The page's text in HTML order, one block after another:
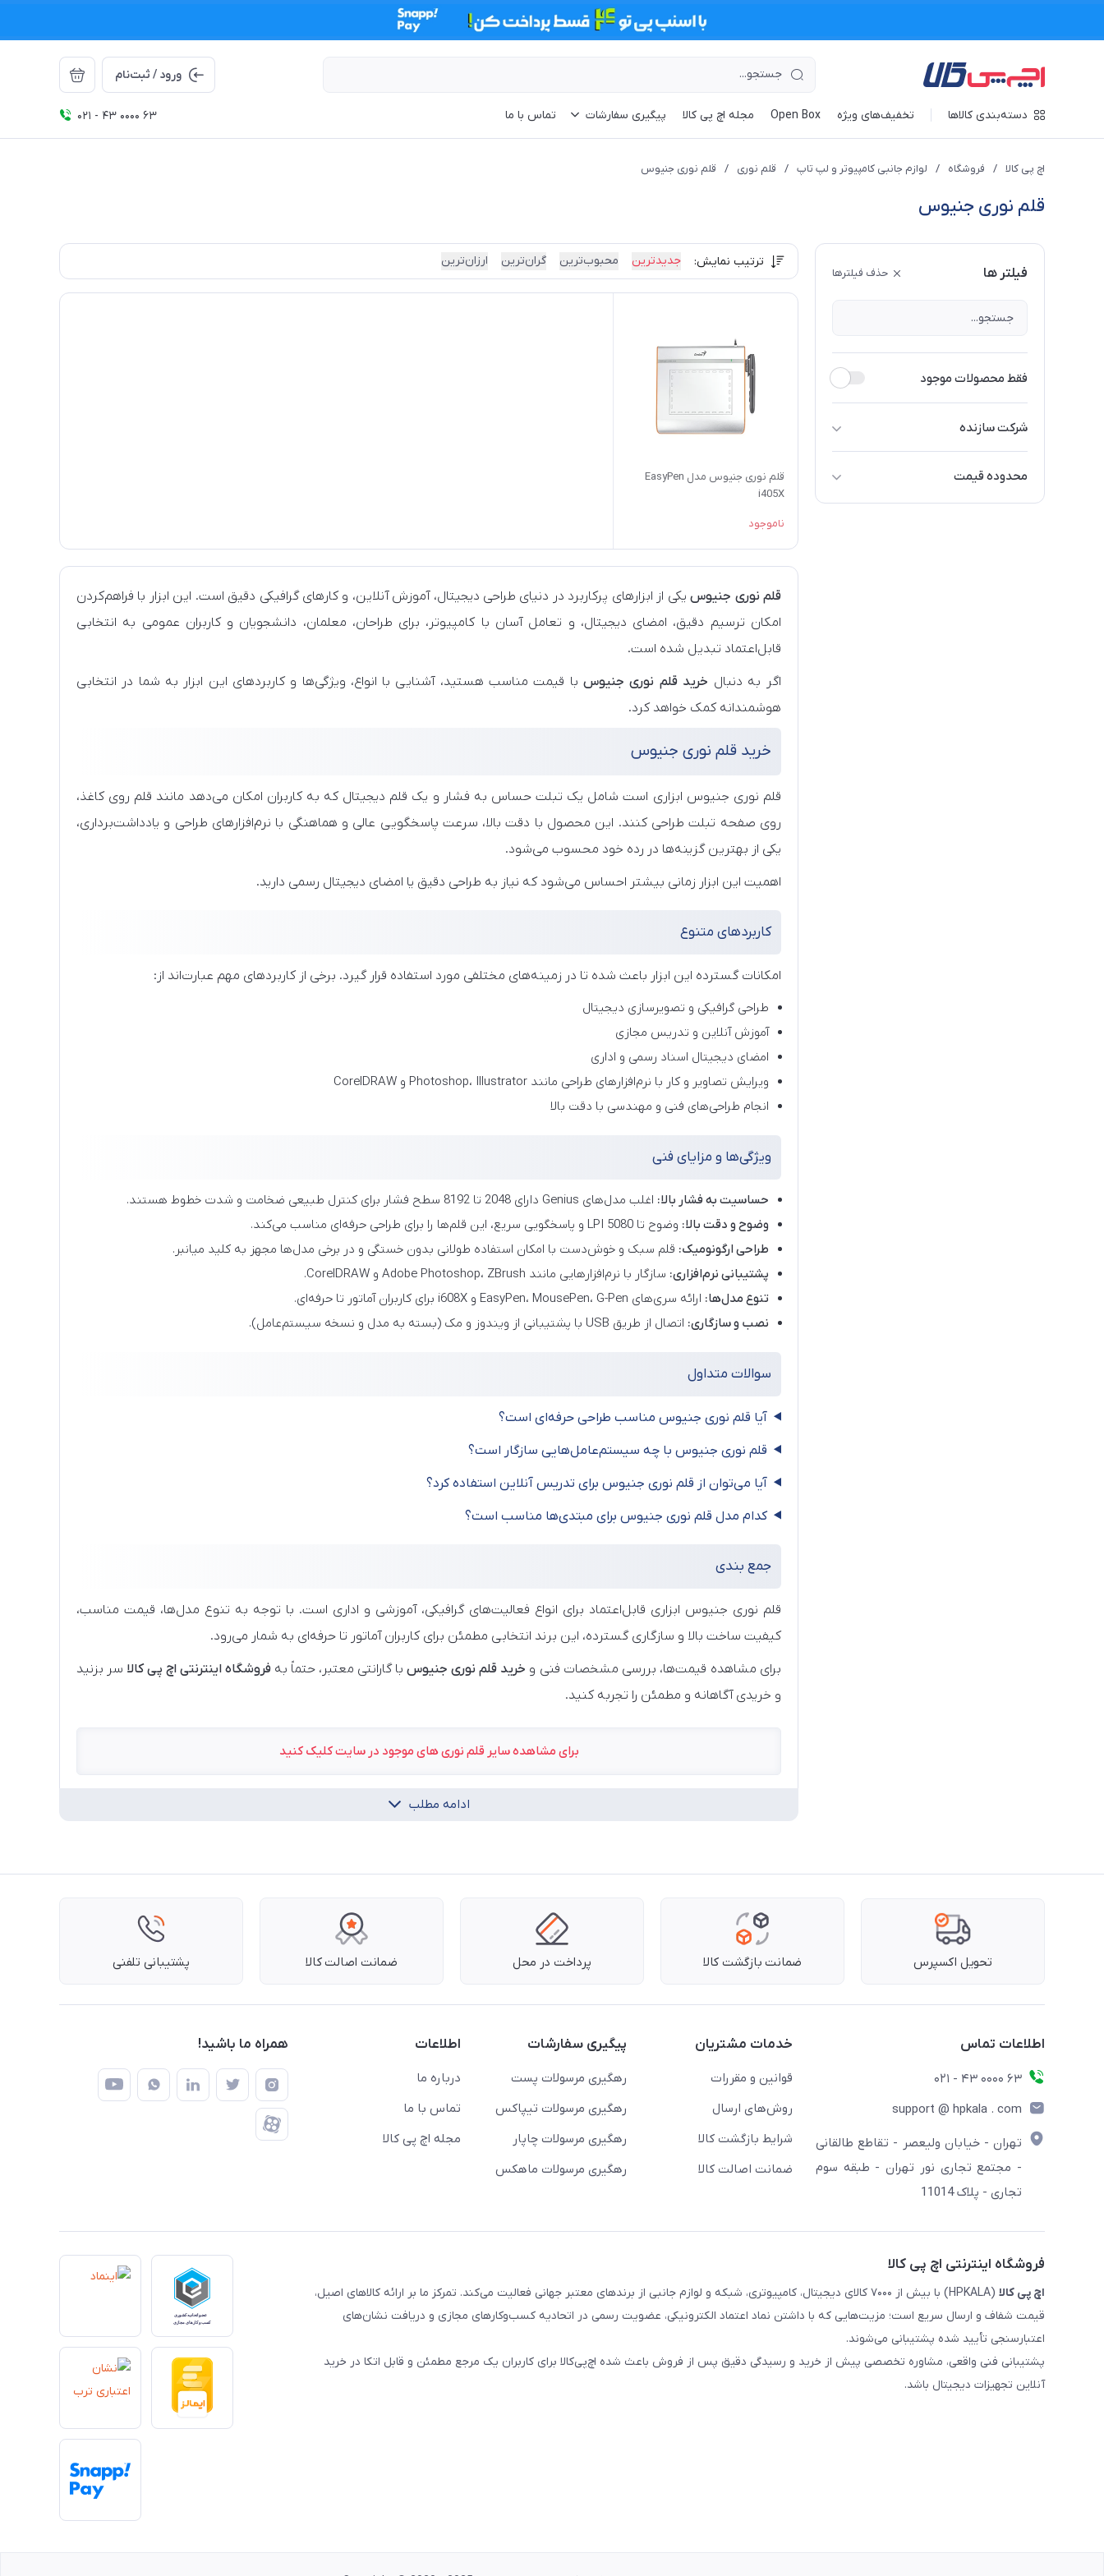
ورود / ثبت‌نام
دسته‌بندی کالاها تخفیف‌های ویژه Open Box مجله اچ پی کالا پیگیری سفارشات تماس با ما 021 - 43 0000 63
اچ پی کالا / فروشگاه / لوازم جانبی کامپیوتر و لپ تاپ / قلم نوری / قلم نوری جنیوس
قلم نوری جنیوس
فیلتر ها حذف فیلترها
فقط محصولات موجود
شرکت سازنده
محدوده قیمت
2 تا 3 میلیون تومان
ترتیب نمایش: جدیدترین محبوب‌ترین گران‌ترین ارزان‌ترین
قلم نوری جنیوس مدل EasyPen
i405X
ناموجود
قلم نوری جنیوس یکی از ابزارهای پرکاربرد در دنیای طراحی دیجیتال، آموزش آنلاین، و کارهای گرافیکی دقیق است. این ابزار با فراهم‌کردن
امکان ترسیم دقیق، امضای دیجیتال، و تعامل آسان با کامپیوتر، برای طراحان، معلمان، دانشجویان و کاربران عمومی به انتخابی
قابل‌اعتماد تبدیل شده است.
اگر به دنبال خرید قلم نوری جنیوس با قیمت مناسب هستید، آشنایی با انواع، ویژگی‌ها و کاربردهای این ابزار به شما در انتخابی
هوشمندانه کمک خواهد کرد.
خرید قلم نوری جنیوس
قلم نوری جنیوس ابزاری است شامل یک تبلت حساس به فشار و یک قلم دیجیتال که به کاربران امکان می‌دهد مانند قلم روی کاغذ،
روی صفحه تبلت طراحی کنند. این محصول با دقت بالا، سرعت پاسخگویی عالی و هماهنگی با نرم‌افزارهای طراحی و یادداشت‌برداری،
یکی از بهترین گزینه‌ها در رده خود محسوب می‌شود.
اهمیت این ابزار زمانی بیشتر احساس می‌شود که نیاز به طراحی دقیق یا امضای دیجیتال رسمی دارید.
کاربردهای متنوع
امکانات گسترده این ابزار باعث شده تا در زمینه‌های مختلفی مورد استفاده قرار گیرد. برخی از کاربردهای مهم عبارت‌اند از:
طراحی گرافیکی و تصویرسازی دیجیتال
آموزش آنلاین و تدریس مجازی
امضای دیجیتال اسناد رسمی و اداری
ویرایش تصاویر و کار با نرم‌افزارهای طراحی مانند Photoshop، Illustrator و CorelDRAW
انجام طراحی‌های فنی و مهندسی با دقت بالا
ویژگی‌ها و مزایای فنی
حساسیت به فشار بالا: اغلب مدل‌های Genius دارای 2048 تا 8192 سطح فشار برای کنترل طبیعی ضخامت و شدت خطوط هستند.
وضوح و دقت بالا: وضوح تا 5080 LPI و پاسخگویی سریع، این قلم‌ها را برای طراحی حرفه‌ای مناسب می‌کند.
طراحی ارگونومیک: قلم سبک و خوش‌دست با امکان استفاده طولانی بدون خستگی و در برخی مدل‌ها مجهز به کلید میانبر.
پشتیبانی نرم‌افزاری: سازگار با نرم‌افزارهایی مانند Adobe Photoshop، ZBrush و CorelDRAW.
تنوع مدل‌ها: ارائه سری‌های EasyPen، MousePen، G-Pen و i608X برای کاربران آماتور تا حرفه‌ای.
نصب و سازگاری: اتصال از طریق USB با پشتیبانی از ویندوز و مک (بسته به مدل و نسخه سیستم‌عامل).
سوالات متداول
آیا قلم نوری جنیوس مناسب طراحی حرفه‌ای است؟
قلم نوری جنیوس با چه سیستم‌عامل‌هایی سازگار است؟
آیا می‌توان از قلم نوری جنیوس برای تدریس آنلاین استفاده کرد؟
کدام مدل قلم نوری جنیوس برای مبتدی‌ها مناسب است؟
جمع‌ بندی
قلم نوری جنیوس ابزاری قابل‌اعتماد برای انواع فعالیت‌های گرافیکی، آموزشی و اداری است. با توجه به تنوع مدل‌ها، قیمت مناسب،
کیفیت ساخت بالا و سازگاری گسترده، این برند انتخابی مطمئن برای کاربران آماتور تا حرفه‌ای به شمار می‌رود.
برای مشاهده قیمت‌ها، بررسی مشخصات فنی و خرید قلم نوری جنیوس با گارانتی معتبر، حتماً به فروشگاه اینترنتی اچ پی کالا سر بزنید
و خریدی آگاهانه و مطمئن را تجربه کنید.
برای مشاهده سایر قلم نوری های موجود در سایت کلیک کنید
ادامه مطلب
تحویل اکسپرس ضمانت بازگشت کالا پرداخت در محل ضمانت اصالت کالا پشتیبانی تلفنی
اطلاعات تماس
63 0000 43 - 021
support @ hpkala . com
تهران - خیابان ولیعصر - تقاطع طالقانی
- مجتمع تجاری نور تهران - طبقه سوم
تجاری - پلاک 11014
خدمات مشتریان
قوانین و مقررات
روش‌های ارسال
شرایط بازگشت کالا
ضمانت اصالت کالا
پیگیری سفارشات
رهگیری مرسولات پست
رهگیری مرسولات تیپاکس
رهگیری مرسولات چاپار
رهگیری مرسولات ماهکس
اطلاعات
درباره ما
تماس با ما
مجله اچ پی کالا
همراه ما باشید!
فروشگاه اینترنتی اچ پی کالا
اچ‌ پی‌ کالا
(HPKALA) با بیش از ۷۰۰۰ کالای دیجیتال، کامپیوتری، شبکه و لوازم جانبی از برندهای معتبر جهانی فعالیت می‌کند. تمرکز ما بر ارائه کالاهای اصیل،
قیمت شفاف و ارسال سریع است؛ مزیت‌هایی که با داشتن نماد اعتماد الکترونیکی، عضویت رسمی در اتحادیه کسب‌وکارهای مجازی و دریافت نشان‌های
اعتبارسنجی تأیید شده پشتیبانی می‌شوند.
پشتیبانی فنی واقعی، مشاوره تخصصی پیش از خرید و رسیدگی دقیق پس از فروش باعث شده اچ‌پی‌کالا برای کاربران یک مرجع مطمئن و قابل اتکا در خرید
آنلاین تجهیزات دیجیتال باشد.